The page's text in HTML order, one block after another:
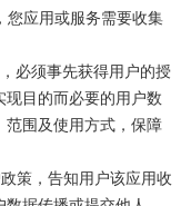
应用或服务需要收集
必须事先获得用户的授
目的而必要的用户数
范围及使用方式，保障
策，告知用户该应用收